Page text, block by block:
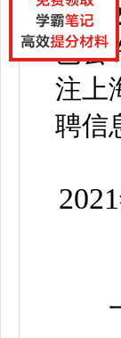
已公
注上
聘信
一